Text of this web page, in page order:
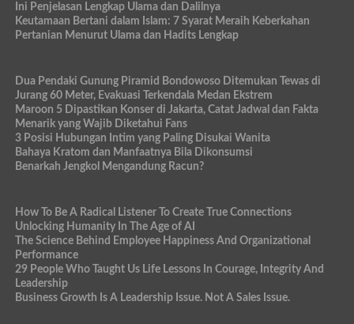
Ini Penjelasan Lengkap Ulama dan Dalilnya
Keutamaan Bertani dalam Islam: 7 Syarat Meraih Keberkahan
Pertanian Menurut Ulama dan Hadits Lengkap
Dua Pendaki Gunung Piramid Bondowoso Ditemukan Tewas di
Jurang 60 Meter, Evakuasi Terkendala Medan Ekstrem
Maroon 5 Dipastikan Konser di Jakarta, Catat Jadwal dan Fakta
Menarik yang Wajib Diketahui Fans
3 Posisi Hubungan Intim yang Paling Disukai Wanita
Bahaya Kratom dan Manfaatnya Bila Dikonsumsi
Benarkah Jengkol Mengandung Racun?
How To Be A Radical Listener To Create True Connections
Unlocking Humanity In The Age of AI
The Science Behind Employee Happiness And Organizational
Performance
29 People Who Taught Us Life Lessons In Courage, Integrity And
Leadership
Business Growth Is A Leadership Issue. Not A Sales Issue.